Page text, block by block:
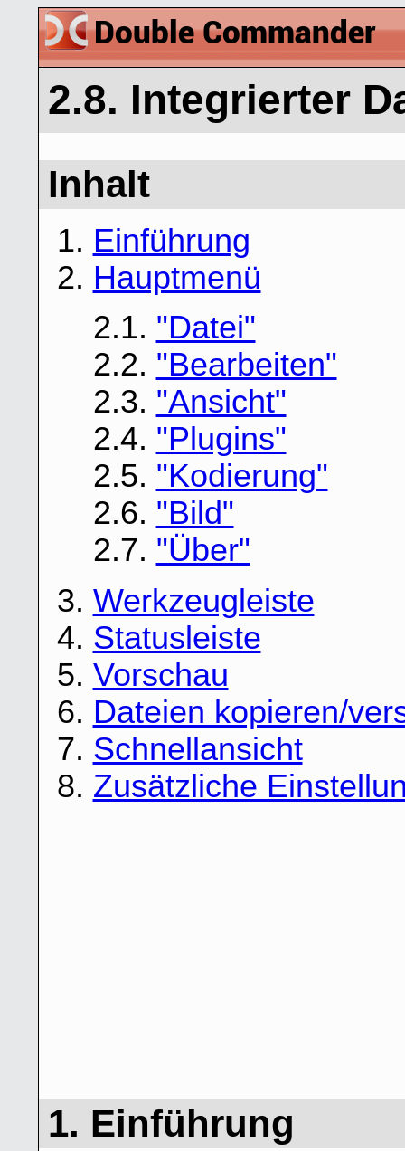
2.8. Integrierter
Inhalt
1. Einführung
2. Hauptmenü
2.1. "Datei"
2.2. "Bearbeiten"
2.3. "Ansicht"
2.4. "Plugins"
2.5. "Kodierung"
2.6. "Bild"
2.7. "Über"
3. Werkzeugleiste
4. Statusleiste
5. Vorschau
6. Dateien kopieren/
7. Schnellansicht
8. Zusätzliche
1. Einführung